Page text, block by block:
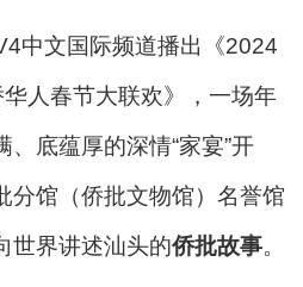
文国际频道播出《2024
华人春节大联欢》，一场年
底蕴厚的深情“家宴”开
分馆（侨批文物馆）名誉馆
世界讲述汕头的侨批故事。